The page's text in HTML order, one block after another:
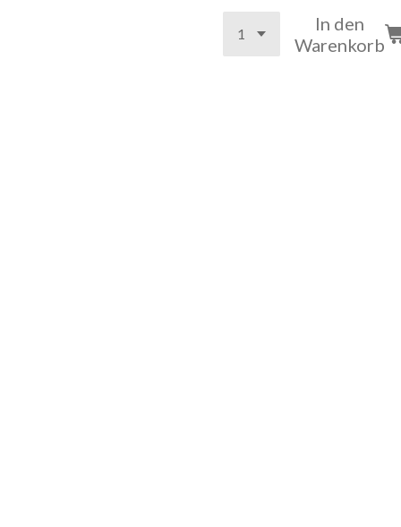
In den
Warenkorb